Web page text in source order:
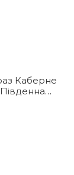
Каберне